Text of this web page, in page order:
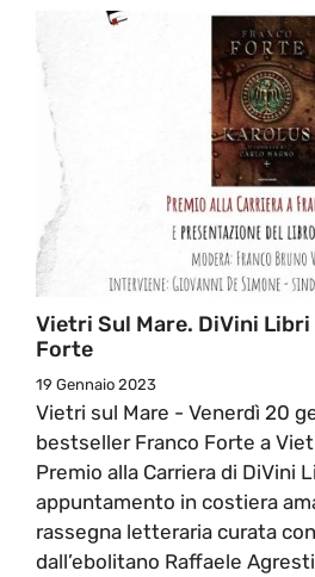
Vietri Sul Mare. DiVini
Forte
19 Gennaio 2023
Vietri sul Mare - Venerdì 20
bestseller Franco Forte a
Premio alla Carriera di DiVini
appuntamento in costiera
rassegna letteraria curata
dall’ebolitano Raffaele